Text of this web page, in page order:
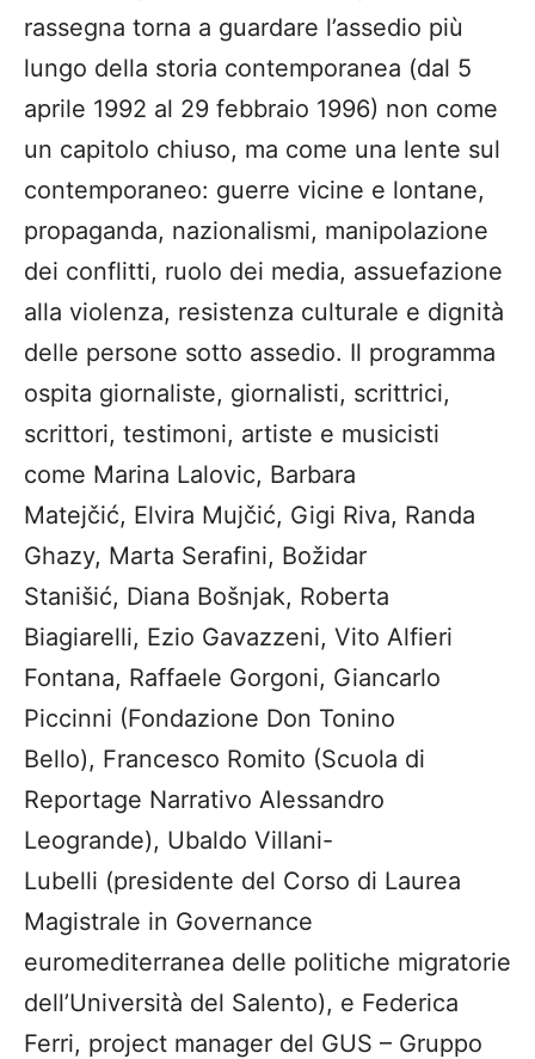
rassegna torna a guardare l’assedio più
lungo della storia contemporanea (dal 5
aprile 1992 al 29 febbraio 1996) non come
un capitolo chiuso, ma come una lente sul
contemporaneo: guerre vicine e lontane,
propaganda, nazionalismi, manipolazione
dei conflitti, ruolo dei media, assuefazione
alla violenza, resistenza culturale e dignità
delle persone sotto assedio. Il programma
ospita giornaliste, giornalisti, scrittrici,
scrittori, testimoni, artiste e musicisti
come Marina Lalovic, Barbara
Matejčić, Elvira Mujčić, Gigi Riva, Randa
Ghazy, Marta Serafini, Božidar
Stanišić, Diana Bošnjak, Roberta
Biagiarelli, Ezio Gavazzeni, Vito Alfieri
Fontana, Raffaele Gorgoni, Giancarlo
Piccinni (Fondazione Don Tonino
Bello), Francesco Romito (Scuola di
Reportage Narrativo Alessandro
Leogrande), Ubaldo Villani-
Lubelli (presidente del Corso di Laurea
Magistrale in Governance
euromediterranea delle politiche migratorie
dell’Università del Salento), e Federica
Ferri, project manager del GUS – Gruppo